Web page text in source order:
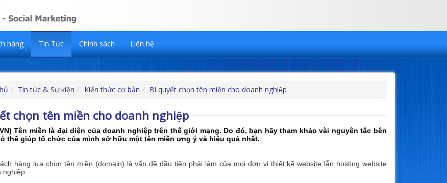
hàng Tin Tức Chính sách Liên hệ
Tin tức & Sự kiện Kiến thức cơ bản Bí quyết chọn tên miền cho doanh nghiệp
chọn tên miền cho doanh nghiệp
Tên miền là đại diện của doanh nghiệp trên thế giới mạng. Do đó, bạn hãy tham khảo vài nguyên tắc bên
thể giúp tổ chức của mình sở hữu một tên miền ưng ý và hiệu quả nhất.
hàng lựa chọn tên miền (domain) là vấn đề đầu tiên phải làm của mọi đơn vị thiết kế website lẫn hosting website
nghiệp.